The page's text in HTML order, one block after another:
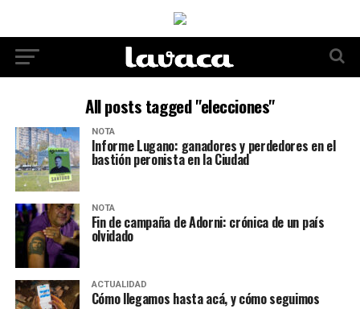
All posts tagged "elecciones"
NOTA
Informe Lugano: ganadores y perdedores en el
bastión peronista en la Ciudad
NOTA
Fin de campaña de Adorni: crónica de un país
olvidado
ACTUALIDAD
Cómo llegamos hasta acá, y cómo seguimos